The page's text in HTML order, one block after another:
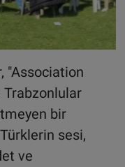
"Association
Trabzonlular
bir
sesi,
ve